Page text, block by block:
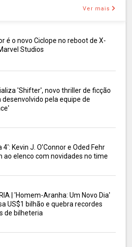
Ver mais
é o novo Ciclope no reboot de X-
Studios
'Shifter', novo thriller de ficção
pela equipe de
4': Kevin J. O’Connor e Oded Fehr
ao elenco com novidades no time
| 'Homem-Aranha: Um Novo Dia'
US$1 bilhão e quebra recordes
de bilheteria